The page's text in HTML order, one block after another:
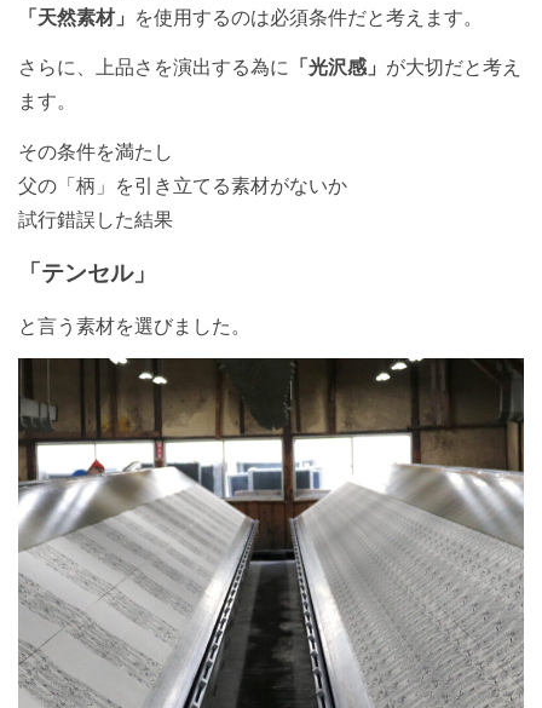
「天然素材」 を使用するのは必須条件だと考えます。
さらに、上品さを演出する為に 「光沢感」 が大切だと考え
ます。
その条件を満たし
父の「柄」を引き立てる素材がないか
試行錯誤した結果
「テンセル」
と言う素材を選びました。